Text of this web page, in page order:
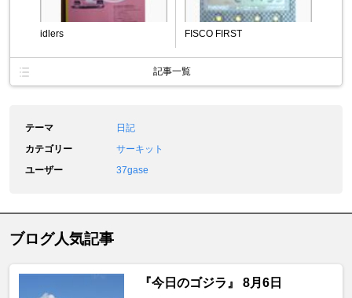
idlers FISCO FIRST
記事一覧
テーマ
日記
カテゴリー
サーキット
ユーザー
37gase
ブログ人気記事
『今日のゴジラ』 8月6日